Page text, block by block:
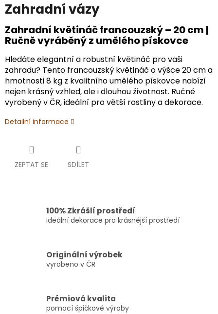
Zahradní vázy
Zahradní květináč francouzský – 20 cm |
Ručně vyráběný z umělého pískovce
Hledáte elegantní a robustní květináč pro vaši
zahradu? Tento francouzský květináč o výšce 20 cm a
hmotnosti 8 kg z kvalitního umělého pískovce nabízí
nejen krásný vzhled, ale i dlouhou životnost. Ručně
vyrobený v ČR, ideální pro větší rostliny a dekorace.
Detailní informace
ZEPTAT SE SDÍLET
100% Zkrášlí prostředí
ideální dekorace pro krásnější prostředí
Originální výrobek
vyrobeno v ČR
Prémiová kvalita
pomocí špičkové výroby